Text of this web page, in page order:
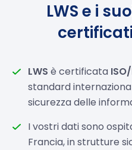
LWS e i
certificati
LWS è certificata
standard
sicurezza delle
I vostri dati sono
Francia, in strutture